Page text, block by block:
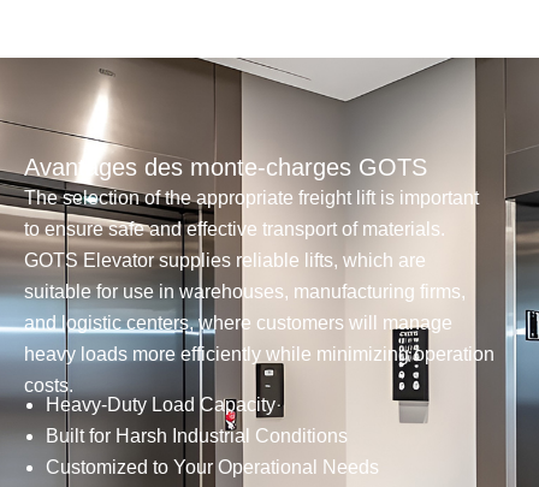
Avantages des monte-charges GOTS
The selection of the appropriate freight lift is important
to ensure safe and effective transport of materials.
GOTS Elevator supplies reliable lifts, which are
suitable for use in warehouses, manufacturing firms,
and logistic centers, where customers will manage
heavy loads more efficiently while minimizing operation
costs.
Heavy-Duty Load Capacity
Built for Harsh Industrial Conditions
Customized to Your Operational Needs